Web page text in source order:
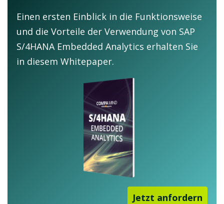
Einen ersten Einblick in die Funktionsweise
und die Vorteile der Verwendung von SAP
S/4HANA Embedded Analytics erhalten Sie
in diesem Whitepaper.
Jetzt anfordern